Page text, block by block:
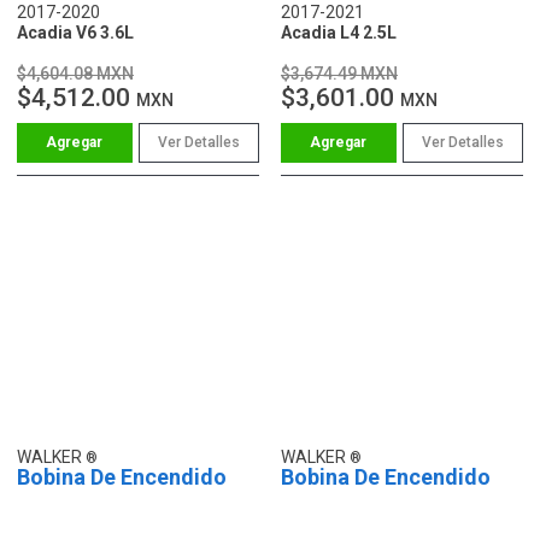
2017-2020
Acadia V6 3.6L
$4,604.08 MXN
$4,512.00 MXN
Ver Detalles
2017-2021
Acadia L4 2.5L
$3,674.49 MXN
$3,601.00 MXN
Ver Detalles
WALKER
Bobina De Encendido
WALKER
Bobina De Encendido